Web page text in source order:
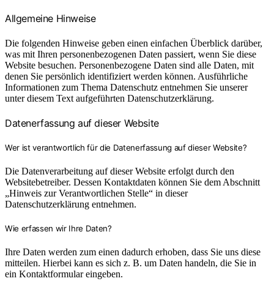
Allgemeine Hinweise
Die folgenden Hinweise geben einen einfachen Überblick darüber,
was mit Ihren personenbezogenen Daten passiert, wenn Sie diese
Website besuchen. Personenbezogene Daten sind alle Daten, mit
denen Sie persönlich identifiziert werden können. Ausführliche
Informationen zum Thema Datenschutz entnehmen Sie unserer
unter diesem Text aufgeführten Datenschutzerklärung.
Datenerfassung auf dieser Website
Wer ist verantwortlich für die Datenerfassung auf dieser Website?
Die Datenverarbeitung auf dieser Website erfolgt durch den
Websitebetreiber. Dessen Kontaktdaten können Sie dem Abschnitt
„Hinweis zur Verantwortlichen Stelle“ in dieser
Datenschutzerklärung entnehmen.
Wie erfassen wir Ihre Daten?
Ihre Daten werden zum einen dadurch erhoben, dass Sie uns diese
mitteilen. Hierbei kann es sich z. B. um Daten handeln, die Sie in
ein Kontaktformular eingeben.